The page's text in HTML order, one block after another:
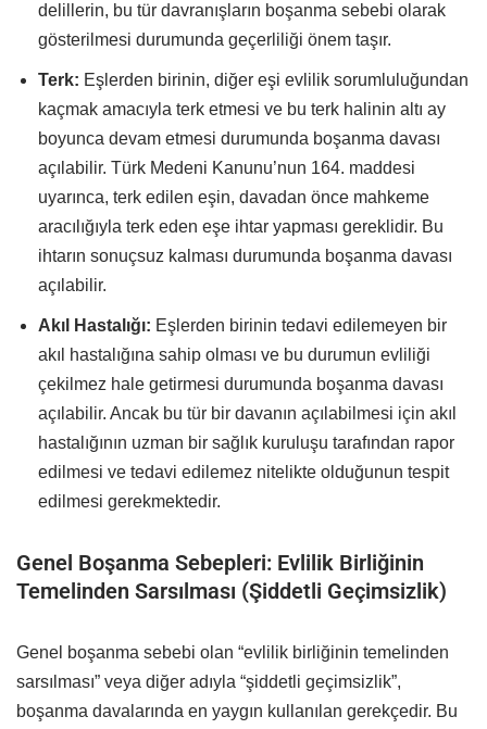
delillerin, bu tür davranışların boşanma sebebi olarak
gösterilmesi durumunda geçerliliği önem taşır.
Terk: Eşlerden birinin, diğer eşi evlilik sorumluluğundan
kaçmak amacıyla terk etmesi ve bu terk halinin altı ay
boyunca devam etmesi durumunda boşanma davası
açılabilir. Türk Medeni Kanunu’nun 164. maddesi
uyarınca, terk edilen eşin, davadan önce mahkeme
aracılığıyla terk eden eşe ihtar yapması gereklidir. Bu
ihtarın sonuçsuz kalması durumunda boşanma davası
açılabilir.
Akıl Hastalığı: Eşlerden birinin tedavi edilemeyen bir
akıl hastalığına sahip olması ve bu durumun evliliği
çekilmez hale getirmesi durumunda boşanma davası
açılabilir. Ancak bu tür bir davanın açılabilmesi için akıl
hastalığının uzman bir sağlık kuruluşu tarafından rapor
edilmesi ve tedavi edilemez nitelikte olduğunun tespit
edilmesi gerekmektedir.
Genel Boşanma Sebepleri: Evlilik Birliğinin
Temelinden Sarsılması (Şiddetli Geçimsizlik)
Genel boşanma sebebi olan “evlilik birliğinin temelinden
sarsılması” veya diğer adıyla “şiddetli geçimsizlik”,
boşanma davalarında en yaygın kullanılan gerekçedir. Bu